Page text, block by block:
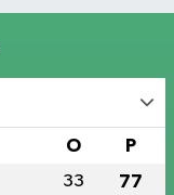
O P
33 77